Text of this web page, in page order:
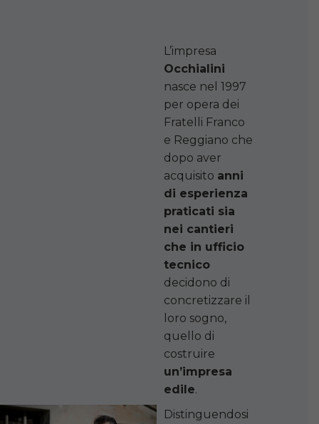
L’impresa
Occhialini
nasce nel 1997
per opera dei
Fratelli Franco
e Reggiano che
dopo aver
acquisito anni
di esperienza
praticati sia
nei cantieri
che in ufficio
tecnico
decidono di
concretizzare il
loro sogno,
quello di
costruire
un’impresa
edile.
Distinguendosi